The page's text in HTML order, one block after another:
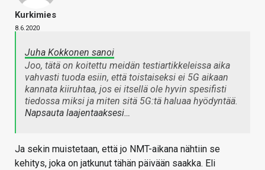
Kurkimies
8.6.2020
Juha Kokkonen sanoi
Joo, tätä on koitettu meidän testiartikkeleissa aika
vahvasti tuoda esiin, että toistaiseksi ei 5G aikaan
kannata kiiruhtaa, jos ei itsellä ole hyvin spesifisti
tiedossa miksi ja miten sitä 5G:tä haluaa hyödyntää.
Napsauta laajentaaksesi…
Ja sekin muistetaan, että jo NMT-aikana nähtiin se
kehitys, joka on jatkunut tähän päivään saakka. Eli